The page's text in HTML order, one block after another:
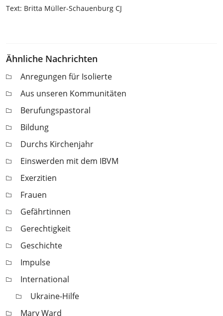
Text: Britta Müller-Schauenburg CJ
Ähnliche Nachrichten
Anregungen für Isolierte
Aus unseren Kommunitäten
Berufungspastoral
Bildung
Durchs Kirchenjahr
Einswerden mit dem IBVM
Exerzitien
Frauen
Gefährtinnen
Gerechtigkeit
Geschichte
Impulse
International
Ukraine-Hilfe
Mary Ward